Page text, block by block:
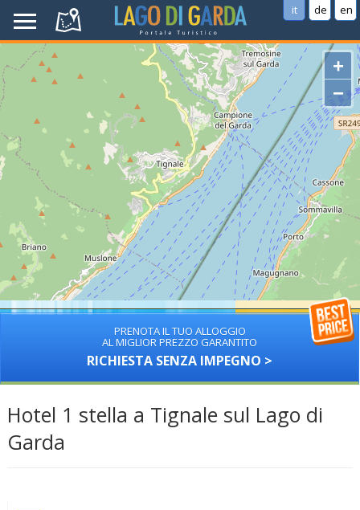
it de en
+
−
PRENOTA IL TUO ALLOGGIO
AL MIGLIOR PREZZO GARANTITO
RICHIESTA SENZA IMPEGNO >
Hotel 1 stella a Tignale sul Lago di
Garda